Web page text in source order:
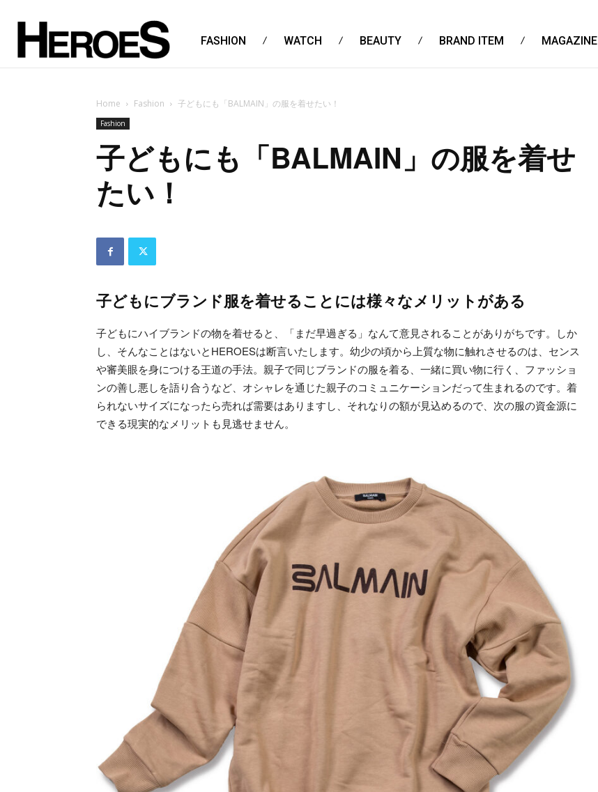
FASHION WATCH BEAUTY BRAND ITEM MAGAZINE
Home Fashion 子どもにも「BALMAIN」の服を着せたい！
Fashion
子どもにも「BALMAIN」の服を着せ
たい！
子どもにブランド服を着せることには様々なメリットがある
子どもにハイブランドの物を着せると、「まだ早過ぎる」なんて意見されることがありがちです。しか
し、そんなことはないとHEROESは断言いたします。幼少の頃から上質な物に触れさせるのは、センス
や審美眼を身につける王道の手法。親子で同じブランドの服を着る、一緒に買い物に行く、ファッショ
ンの善し悪しを語り合うなど、オシャレを通じた親子のコミュニケーションだって生まれるのです。着
られないサイズになったら売れば需要はありますし、それなりの額が見込めるので、次の服の資金源に
できる現実的なメリットも見逃せません。